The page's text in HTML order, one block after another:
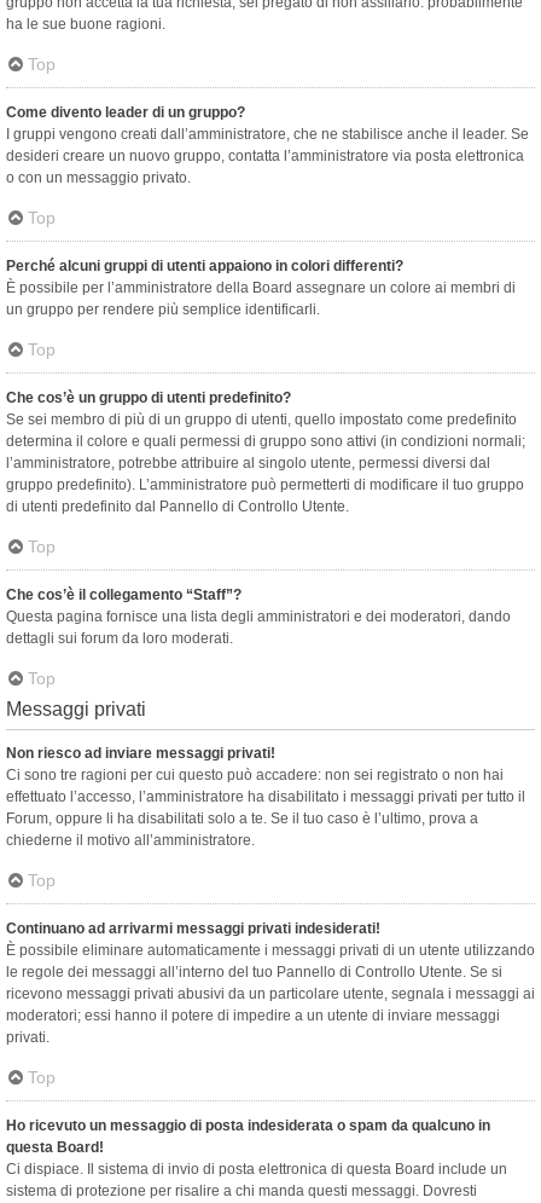
ha le sue buone ragioni.
Top
Come divento leader di un gruppo?
I gruppi vengono creati dall’amministratore, che ne stabilisce anche il leader. Se
desideri creare un nuovo gruppo, contatta l’amministratore via posta elettronica
o con un messaggio privato.
Top
Perché alcuni gruppi di utenti appaiono in colori differenti?
È possibile per l’amministratore della Board assegnare un colore ai membri di
un gruppo per rendere più semplice identificarli.
Top
Che cos’è un gruppo di utenti predefinito?
Se sei membro di più di un gruppo di utenti, quello impostato come predefinito
determina il colore e quali permessi di gruppo sono attivi (in condizioni normali;
l’amministratore, potrebbe attribuire al singolo utente, permessi diversi dal
gruppo predefinito). L’amministratore può permetterti di modificare il tuo gruppo
di utenti predefinito dal Pannello di Controllo Utente.
Top
Che cos’è il collegamento “Staff”?
Questa pagina fornisce una lista degli amministratori e dei moderatori, dando
dettagli sui forum da loro moderati.
Top
Messaggi privati
Non riesco ad inviare messaggi privati!
Ci sono tre ragioni per cui questo può accadere: non sei registrato o non hai
effettuato l’accesso, l’amministratore ha disabilitato i messaggi privati per tutto il
Forum, oppure li ha disabilitati solo a te. Se il tuo caso è l’ultimo, prova a
chiederne il motivo all’amministratore.
Top
Continuano ad arrivarmi messaggi privati indesiderati!
È possibile eliminare automaticamente i messaggi privati ​​di un utente utilizzando
le regole dei messaggi all’interno del tuo Pannello di Controllo Utente. Se si
ricevono messaggi privati ​​abusivi da un particolare utente, segnala i messaggi ai
moderatori; essi hanno il potere di impedire a un utente di inviare messaggi
privati​​.
Top
Ho ricevuto un messaggio di posta indesiderata o spam da qualcuno in
questa Board!
Ci dispiace. Il sistema di invio di posta elettronica di questa Board include un
sistema di protezione per risalire a chi manda questi messaggi. Dovresti